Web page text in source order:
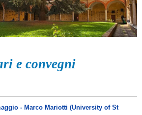
e convegni
- Marco Mariotti (University of St